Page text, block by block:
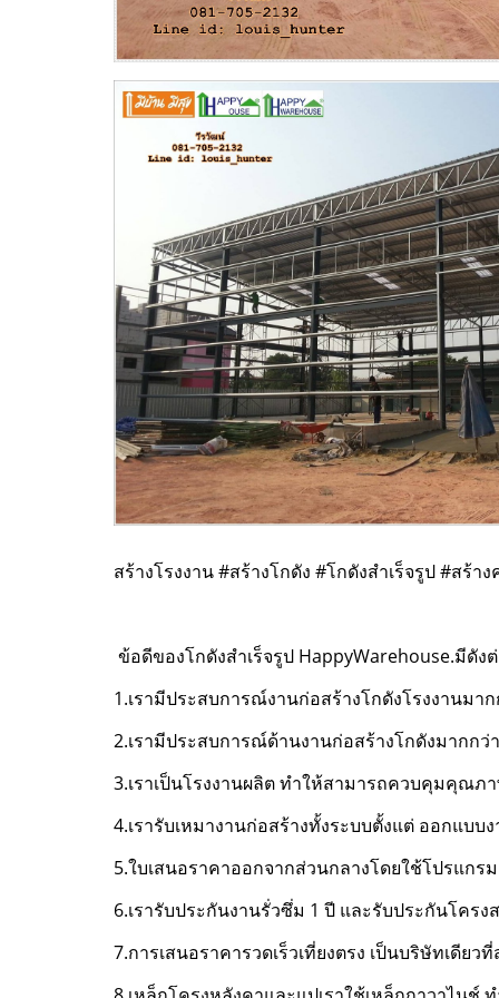
สร้างโรงงาน #สร้างโกดัง #โกดังสำเร็จรูป#สร้าง
ข้อดีของโกดังสำเร็จรูป​ Happy​Warehouse.มีดัง
1.เรามีประสบการณ์งานก่อสร้างโกดัง​โรงงานมา
2.เรามีประสบการณ์​ด้านงานก่อสร้างโกดังมากกว่
3.เราเป็นโรงงานผลิต​ ทำให้สามารถควบคุมคุณภ
4.เรารับเหมางานก่อสร้างทั้งระบบตั้งแต่​ ออกแบ
5.ใบเสนอราคาออกจากส่วนกลาง​โดยใช้โปรแก
6.เรารับประกันงานรั่วซึ่ม​ 1 ปี​ และรับประกันโครง
7.การเสนอราคารวดเร็วเที่ยงตรง​ เป็นบริษัทเดียว